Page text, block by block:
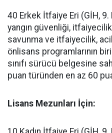
​40 Erkek İtfaiye Eri (GİH,
yangın güvenliği,
savunma ve itfaiyecilik,
önlisans programlarının
sınıfı sürücü belgesine
puan türünden en az 60
​Lisans Mezunları İçin: